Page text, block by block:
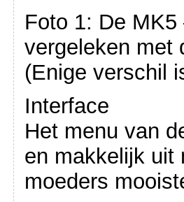
Foto 1: De
vergeleken met
(Enige verschil
Interface
Het menu van
en makkelijk uit
moeders